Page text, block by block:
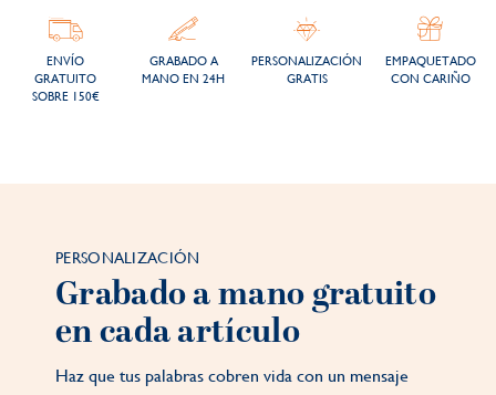
ENVÍO
GRATUITO
SOBRE 150€
GRABADO A
MANO EN 24H
PERSONALIZACIÓN
GRATIS
EMPAQUETADO
CON CARIÑO
PERSONALIZACIÓN
Grabado a mano gratuito
en cada artículo
Haz que tus palabras cobren vida con un mensaje